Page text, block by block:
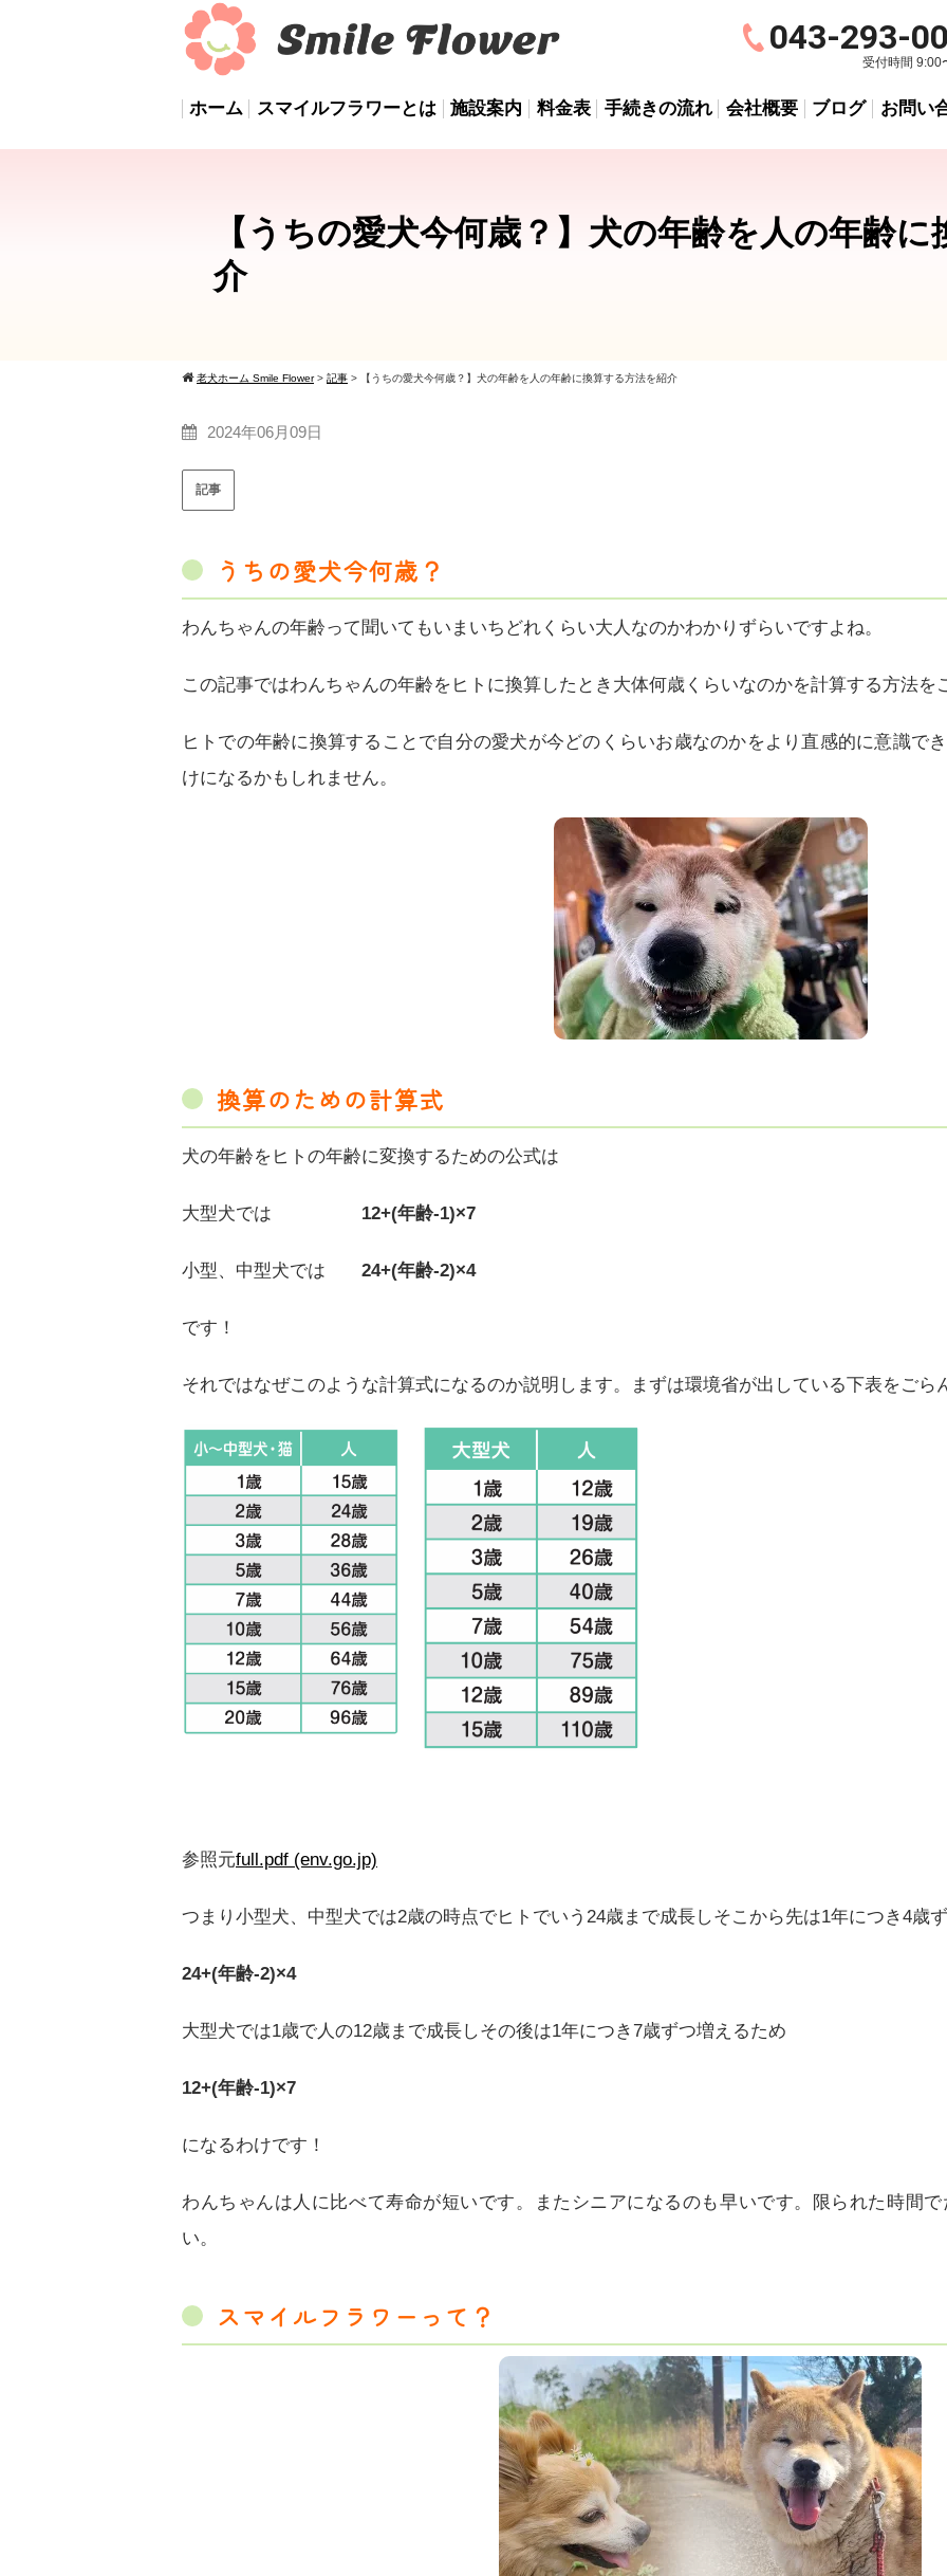
043-293-
受付時間 9:00
ホーム スマイルフラワーとは 施設案内 料金表 手続きの流れ 会社概要 ブログ お問い
【うちの愛犬今何歳？】犬の年齢を人の年齢
介
老犬ホーム Smile Flower> 記事 > 【うちの愛犬今何歳？】犬の年齢を人の年齢に換算する方法を紹介
2024年06月09日
記事
うちの愛犬今何歳？
わんちゃんの年齢って聞いてもいまいちどれくらい大人なのかわかりずらいですよね。
この記事ではわんちゃんの年齢をヒトに換算したとき大体何歳くらいなのかを計算する方法を
ヒトでの年齢に換算することで自分の愛犬が今どのくらいお歳なのかをより直感的に意識で
けになるかもしれません。
換算のための計算式
犬の年齢をヒトの年齢に変換するための公式は
大型犬では 12+(年齢-1)×7
小型、中型犬では 24+(年齢-2)×4
です！
それではなぜこのような計算式になるのか説明します。まずは環境省が出している下表をごら
参照元full.pdf (env.go.jp)
つまり小型犬、中型犬では2歳の時点でヒトでいう24歳まで成長しそこから先は1年につき4歳ず
24+(年齢-2)×4
大型犬では1歳で人の12歳まで成長しその後は1年につき7歳ずつ増えるため
12+(年齢-1)×7
になるわけです！
わんちゃんは人に比べて寿命が短いです。またシニアになるのも早いです。限られた時間
い。
スマイルフラワーって？